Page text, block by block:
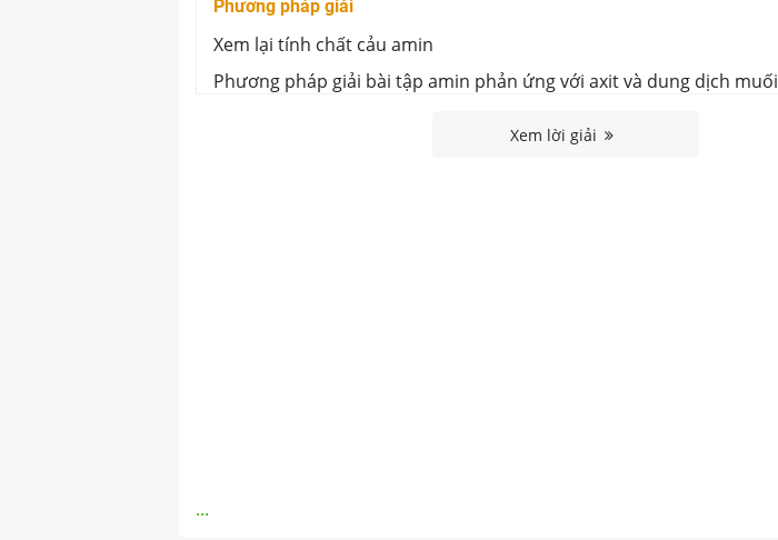
Phương pháp giải
Xem lại tính chất cảu amin
Phương pháp giải bài tập amin phản ứng với axit và dung dịch muối
Xem lời giải
...